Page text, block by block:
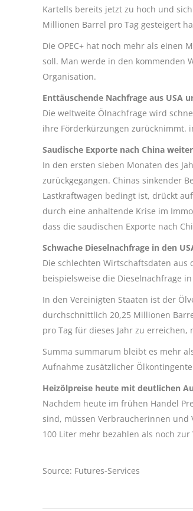
Kartells bereits jetzt zu hoch und
Millionen Barrel pro Tag gesteigert
Die OPEC+ hat noch mehr als einen
soll. Man werde in den kommenden
Organisation.
Enttäuschende Nachfrage aus USA
Die weltweite Ölnachfrage wird
ihre Förderkürzungen zurücknimmt.
Saudische Exporte nach China
In den ersten sieben Monaten des
zurückgegangen. Chinas sinkender
Lastkraftwagen bedingt ist, drückt
durch eine anhaltende Krise im
dass die saudischen Exporte nach
Schwache Dieselnachfrage in den
Die schlechten Wirtschaftsdaten aus
beispielsweise die Dieselnachfrage
In den Vereinigten Staaten ist der
durchschnittlich 20,25 Millionen
pro Tag für dieses Jahr zu
Summa summarum bleibt es mehr
Aufnahme zusätzlicher
Heizölpreise heute mit deutlichen
Nachdem heute im frühen Handel
sind, müssen Verbraucherinnen und
100 Liter mehr bezahlen als noch zur
Source: Futures-Services